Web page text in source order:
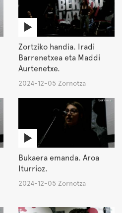
Zortziko handia. Iradi
Barrenetxea eta Maddi
Aurtenetxe.
2024-12-05 Zornotza
Bukaera emanda. Aroa
Iturrioz.
2024-12-05 Zornotza